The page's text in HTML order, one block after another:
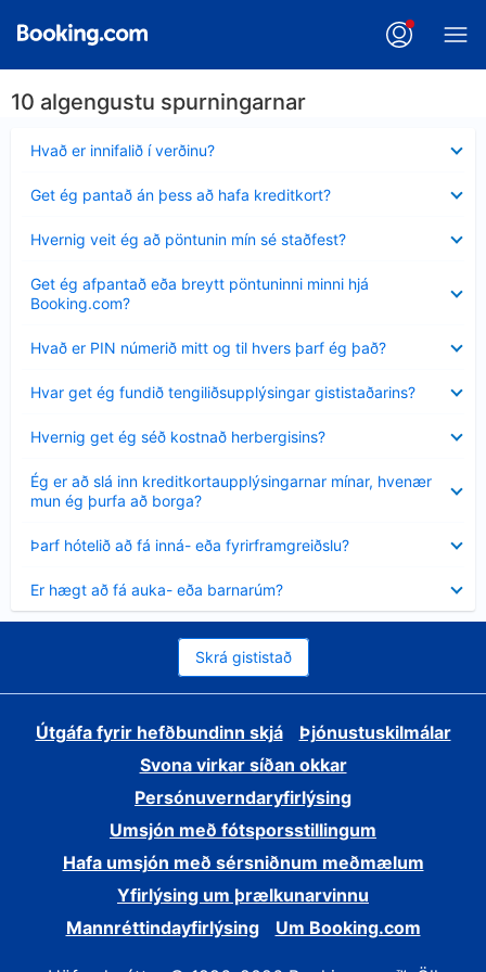
10 algengustu spurningarnar
Hvað er innifalið í verðinu?
sýnt
Get ég pantað án þess að hafa kreditkort?
sýnt
Hvernig veit ég að pöntunin mín sé staðfest?
sýnt
Get ég afpantað eða breytt pöntuninni minni hjá
Booking.com?
sýnt
Hvað er PIN númerið mitt og til hvers þarf ég það?
sýnt
Hvar get ég fundið tengiliðsupplýsingar gististaðarins?
sýnt
Hvernig get ég séð kostnað herbergisins?
sýnt
Ég er að slá inn kreditkortaupplýsingarnar mínar, hvenær
mun ég þurfa að borga?
Minna
sýnt
Þarf hótelið að fá inná- eða fyrirframgreiðslu?
sýnt
Er hægt að fá auka- eða barnarúm?
sýnt
Skrá gististað
Útgáfa fyrir hefðbundinn skjá
Þjónustuskilmálar
Svona virkar síðan okkar
Persónuverndaryfirlýsing
Umsjón með fótsporsstillingum
Hafa umsjón með sérsniðnum meðmælum
Yfirlýsing um þrælkunarvinnu
Mannréttindayfirlýsing
Um Booking.com